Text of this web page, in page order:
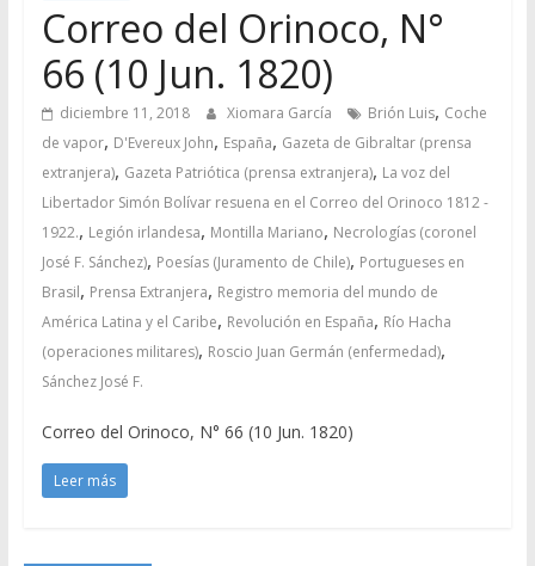
Correo del Orinoco, N°
66 (10 Jun. 1820)
diciembre 11, 2018 Xiomara García Brión Luis, Coche
de vapor, D'Evereux John, España, Gazeta de Gibraltar (prensa
extranjera), Gazeta Patriótica (prensa extranjera), La voz del
Libertador Simón Bolívar resuena en el Correo del Orinoco 1812 -
1922., Legión irlandesa, Montilla Mariano, Necrologías (coronel
José F. Sánchez), Poesías (Juramento de Chile), Portugueses en
Brasil, Prensa Extranjera, Registro memoria del mundo de
América Latina y el Caribe, Revolución en España, Río Hacha
(operaciones militares), Roscio Juan Germán (enfermedad),
Sánchez José F.
Correo del Orinoco, N° 66 (10 Jun. 1820)
Leer más